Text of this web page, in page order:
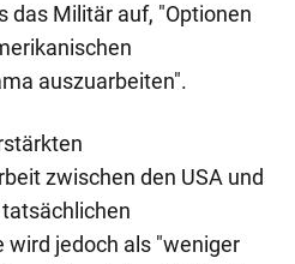
das Militär auf, "Optionen
auszuarbeiten".
zwischen den USA und
jedoch als "weniger